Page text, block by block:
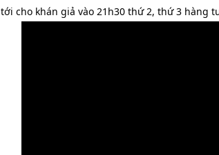
tới cho khán giả vào 21h30 thứ 2, thứ 3 hàng